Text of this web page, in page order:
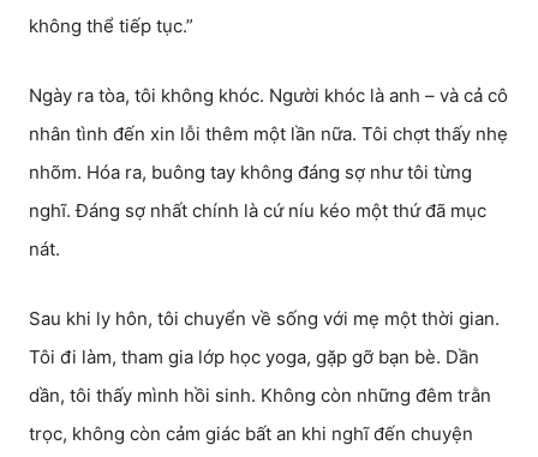
không thể tiếp tục.”
Ngày ra tòa, tôi không khóc. Người khóc là anh – và cả cô
nhân tình đến xin lỗi thêm một lần nữa. Tôi chợt thấy nhẹ
nhõm. Hóa ra, buông tay không đáng sợ như tôi từng
nghĩ. Đáng sợ nhất chính là cứ níu kéo một thứ đã mục
nát.
Sau khi ly hôn, tôi chuyển về sống với mẹ một thời gian.
Tôi đi làm, tham gia lớp học yoga, gặp gỡ bạn bè. Dần
dần, tôi thấy mình hồi sinh. Không còn những đêm trằn
trọc, không còn cảm giác bất an khi nghĩ đến chuyện